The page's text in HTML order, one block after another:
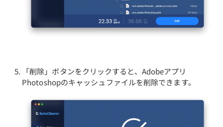
「削除」ボタンをクリックすると、Adobeアプリ
Photoshopのキャッシュファイルを削除できます。